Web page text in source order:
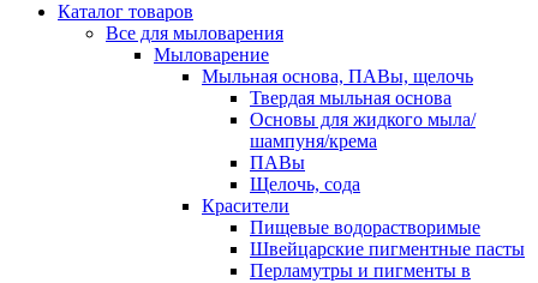
Каталог товаров
Все для мыловарения
Мыловарение
Мыльная основа, ПАВы, щелочь
Твердая мыльная основа
Основы для жидкого мыла/
шампуня/крема
ПАВы
Щелочь, сода
Красители
Пищевые водорастворимые
Швейцарские пигментные пасты
Перламутры и пигменты в